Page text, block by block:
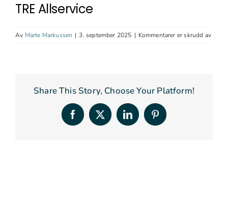
Om Oss
TRE Allservice
Av Marte Markussen | 3. september 2025 | Kommentarer er skrudd avfor
Share This Story, Choose Your Platform!
Facebook
X LinkedInPinterest